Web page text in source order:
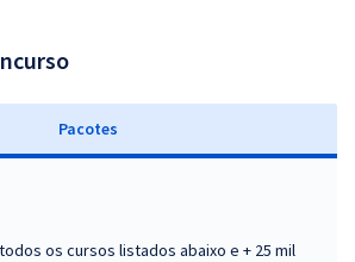
Pacotes
os cursos listados abaixo e + 25 mil